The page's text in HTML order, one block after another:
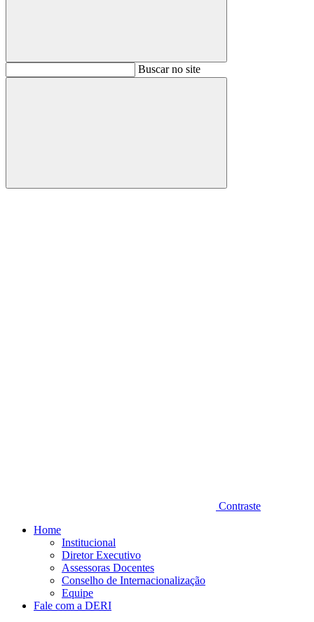
BuscarBuscar no site
Buscar
Contraste
Home
Institucional
Diretor Executivo
Assessoras Docentes
Conselho de Internacionalização
Equipe
Fale com a DERI